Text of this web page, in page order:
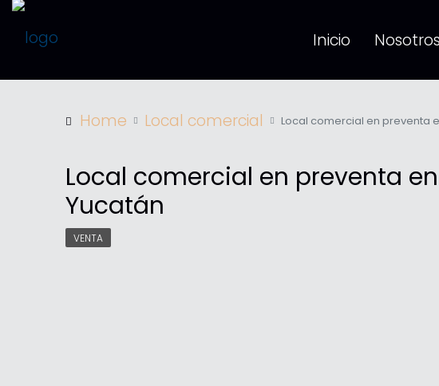
Inicio Nosotros
Home Local comercial Local comercial en preventa
Local comercial en preventa
Yucatán
VENTA